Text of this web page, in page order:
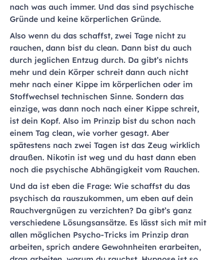
nach was auch immer. Und das sind psychische
Gründe und keine körperlichen Gründe.
Also wenn du das schaffst, zwei Tage nicht zu
rauchen, dann bist du clean. Dann bist du auch
durch jeglichen Entzug durch. Da gibt’s nichts
mehr und dein Körper schreit dann auch nicht
mehr nach einer Kippe im körperlichen oder im
Stoffwechsel technischen Sinne. Sondern das
einzige, was dann noch nach einer Kippe schreit,
ist dein Kopf. Also im Prinzip bist du schon nach
einem Tag clean, wie vorher gesagt. Aber
spätestens nach zwei Tagen ist das Zeug wirklich
draußen. Nikotin ist weg und du hast dann eben
noch die psychische Abhängigkeit vom Rauchen.
Und da ist eben die Frage: Wie schaffst du das
psychisch da rauszukommen, um eben auf dein
Rauchvergnügen zu verzichten? Da gibt’s ganz
verschiedene Lösungsansätze. Es lässt sich mit mit
allen möglichen Psycho-Tricks im Prinzip dran
arbeiten, sprich andere Gewohnheiten erarbeiten,